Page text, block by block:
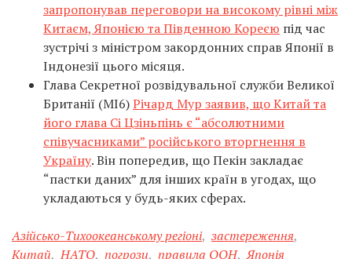
запропонував переговори на високому рівні між
Китаєм, Японією та Південною Кореєю під час
зустрічі з міністром закордонних справ Японії в
Індонезії цього місяця.
Глава Секретної розвідувальної служби Великої
Британії (MI6)Річард Мур заявив, що Китай та
його глава Сі Цзіньпінь є “абсолютними
співучасниками” російського вторгнення в
Україну. Він попередив, що Пекін закладає
“пастки даних” для інших країн в угодах, що
укладаються у будь-яких сферах.
Азійсько-Тихоокеанському регіоні, застереження,
Китай, НАТО, погрози, правила ООН, Японія